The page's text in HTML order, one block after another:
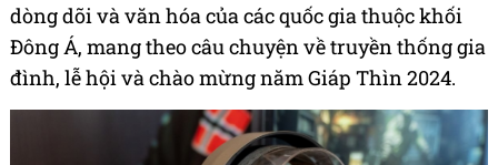
dòng dõi và văn hóa của các quốc gia thuộc khối
Đông Á, mang theo câu chuyện về truyền thống gia
đình, lễ hội và chào mừng năm Giáp Thìn 2024.